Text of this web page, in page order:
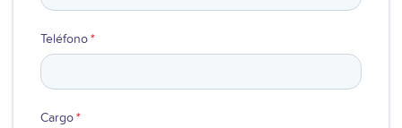
Teléfono*
Cargo*